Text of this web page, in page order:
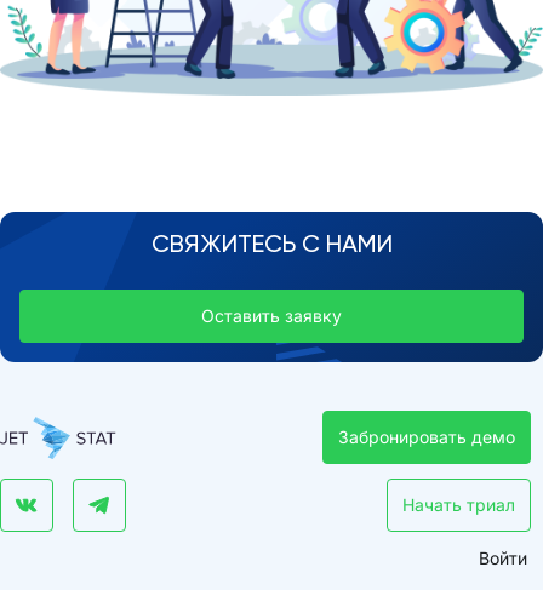
СВЯЖИТЕСЬ С НАМИ
Оставить заявку
Забронировать демо
Начать триал
Войти